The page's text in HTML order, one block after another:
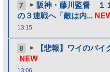
7
阪神・藤川監督 １
の３連戦へ「敵は内...
13:15
8
【悲報】ワイのバ
NEW